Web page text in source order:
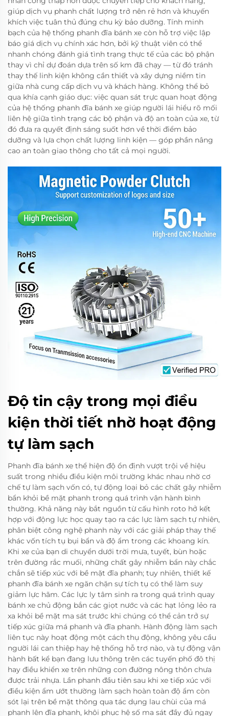
giúp dịch vụ phanh chất lượng trở nên rẻ hơn và khuyến
khích việc tuân thủ đúng chu kỳ bảo dưỡng. Tính minh
bạch của hệ thống phanh đĩa bánh xe còn hỗ trợ việc lập
báo giá dịch vụ chính xác hơn, bởi kỹ thuật viên có thể
nhanh chóng đánh giá tình trạng thực tế của các bộ phận
thay vì chỉ dự đoán dựa trên số km đã chạy — từ đó tránh
thay thế linh kiện không cần thiết và xây dựng niềm tin
giữa nhà cung cấp dịch vụ và khách hàng. Không thể bỏ
qua khía cạnh giáo dục: việc quan sát trực quan hoạt động
của hệ thống phanh đĩa bánh xe giúp người lái hiểu rõ mối
liên hệ giữa tình trạng các bộ phận và độ an toàn của xe, từ
đó đưa ra quyết định sáng suốt hơn về thời điểm bảo
dưỡng và lựa chọn chất lượng linh kiện — góp phần nâng
cao an toàn giao thông cho tất cả mọi người.
Độ tin cậy trong mọi điều
kiện thời tiết nhờ hoạt động
tự làm sạch
Phanh đĩa bánh xe thể hiện độ ổn định vượt trội về hiệu
suất trong nhiều điều kiện môi trường khác nhau nhờ cơ
chế tự làm sạch vốn có, tự động loại bỏ các chất gây nhiễm
bẩn khỏi bề mặt phanh trong quá trình vận hành bình
thường. Khả năng này bắt nguồn từ cấu hình roto hở kết
hợp với động lực học quay tạo ra các lực làm sạch tự nhiên,
phân biệt công nghệ phanh này với các giải pháp thay thế
khác vốn tích tụ bụi bẩn và độ ẩm trong các khoang kín.
Khi xe của bạn di chuyển dưới trời mưa, tuyết, bùn hoặc
trên đường rắc muối, những chất gây nhiễm bẩn này chắc
chắn sẽ tiếp xúc với bề mặt đĩa phanh; tuy nhiên, thiết kế
phanh đĩa bánh xe ngăn chặn sự tích tụ có thể làm suy
giảm lực hãm. Các lực ly tâm sinh ra trong quá trình quay
bánh xe chủ động bắn các giọt nước và các hạt lỏng lẻo ra
xa khỏi bề mặt ma sát trước khi chúng có thể cản trở sự
tiếp xúc giữa má phanh và đĩa phanh. Hành động làm sạch
liên tục này hoạt động một cách thụ động, không yêu cầu
người lái can thiệp hay hệ thống hỗ trợ nào, và tự động vận
hành bất kể bạn đang lưu thông trên các tuyến phố đô thị
hay điều khiển xe trên những con đường nông thôn chưa
được trải nhựa. Lần phanh đầu tiên sau khi xe tiếp xúc với
điều kiện ẩm ướt thường làm sạch hoàn toàn độ ẩm còn
sót lại trên bề mặt thông qua tác dụng lau chùi của má
phanh lên đĩa phanh, khôi phục hệ số ma sát đầy đủ ngay